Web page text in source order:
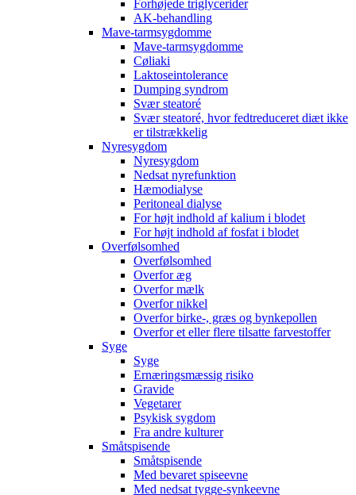
Forhøjede triglycerider
AK-behandling
Mave-tarmsygdomme
Mave-tarmsygdomme
Cøliaki
Laktoseintolerance
Dumping syndrom
Svær steatoré
Svær steatoré, hvor fedtreduceret diæt ikke
er tilstrækkelig
Nyresygdom
Nyresygdom
Nedsat nyrefunktion
Hæmodialyse
Peritoneal dialyse
For højt indhold af kalium i blodet
For højt indhold af fosfat i blodet
Overfølsomhed
Overfølsomhed
Overfor æg
Overfor mælk
Overfor nikkel
Overfor birke-, græs og bynkepollen
Overfor et eller flere tilsatte farvestoffer
Syge
Syge
Ernæringsmæssig risiko
Gravide
Vegetarer
Psykisk sygdom
Fra andre kulturer
Småtspisende
Småtspisende
Med bevaret spiseevne
Med nedsat tygge-synkeevne